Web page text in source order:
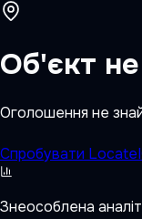
Об'єкт
Оголошення не
Спробувати
Знеособлена